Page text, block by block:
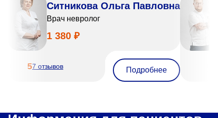
Ситникова Ольга Павловна
Врач невролог
1 380 ₽
57 отзывов Подробнее